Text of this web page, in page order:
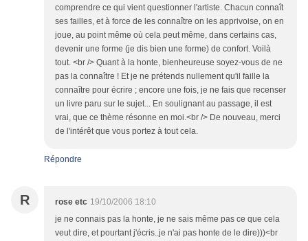
comprendre ce qui vient questionner l'artiste. Chacun connaît
ses failles, et à force de les connaître on les apprivoise, on en
joue, au point même où cela peut même, dans certains cas,
devenir une forme (je dis bien une forme) de confort. Voilà
tout. <br /> Quant à la honte, bienheureuse soyez-vous de ne
pas la connaître ! Et je ne prétends nullement qu'il faille la
connaître pour écrire ; encore une fois, je ne fais que recenser
un livre paru sur le sujet... En soulignant au passage, il est
vrai, que ce thème résonne en moi.<br /> De nouveau, merci
de l'intérêt que vous portez à tout cela.
Répondre
R rose etc 19/10/2006 18:10
je ne connais pas la honte, je ne sais même pas ce que cela
veut dire, et pourtant j'écris..je n'ai pas honte de le dire)))<br